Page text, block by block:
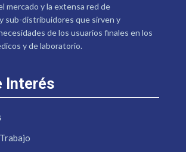
mercado y la extensa red de
sub-distribuidores que sirven y
de los usuarios finales en los
y de laboratorio.
Interés